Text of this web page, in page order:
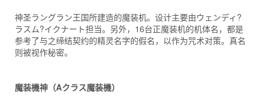
神圣ラングラン王国所建造的魔装机。设计主要由ウェンディ?
ラスム?イクナート担当。另外，16台正魔装机的机体名，都是
参考了与之缔结契约的精灵名字的假名，以作为咒术对策。真名
则被视作秘密。
魔装機神（Aクラス魔装機）